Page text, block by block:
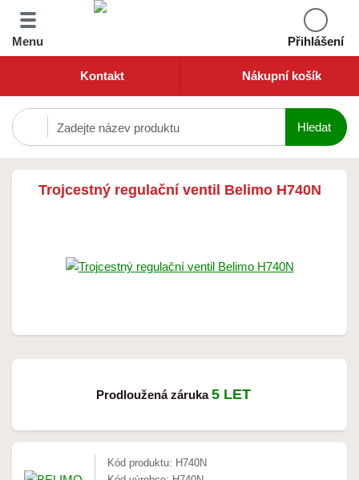
Menu Přihlášení
Kontakt Nákupní košík
Trojcestný regulační ventil Belimo H740N
Prodloužená záruka5 LET
Kód produktu: H740N